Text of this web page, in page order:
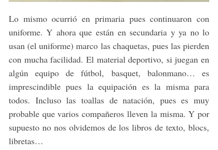
Lo mismo ocurrió en primaria pues continuaron con
uniforme. Y ahora que están en secundaria y ya no lo
usan (el uniforme) marco las chaquetas, pues las pierden
con mucha facilidad. El material deportivo, si juegan en
algún equipo de fútbol, basquet, balonmano… es
imprescindible pues la equipación es la misma para
todos. Incluso las toallas de natación, pues es muy
probable que varios compañeros lleven la misma. Y por
supuesto no nos olvidemos de los libros de texto, blocs,
libretas…